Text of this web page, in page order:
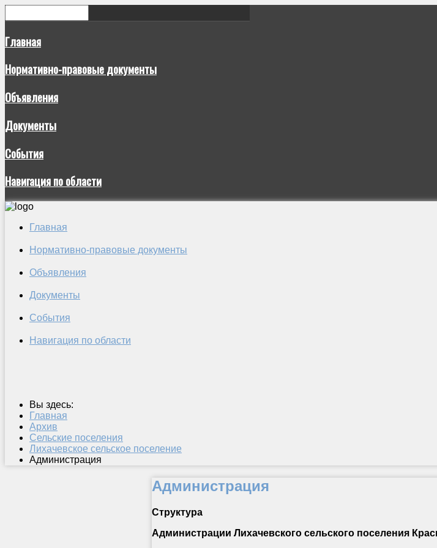
Главная
Нормативно-правовые документы
Объявления
Документы
События
Навигация по области
Главная
Нормативно-правовые документы
Объявления
Документы
События
Навигация по области
Вы здесь:
Главная
Архив
Сельские поселения
Лихачевское сельское поселение
Администрация
Администрация
Структура
Администрации Лихачевского сельского поселения